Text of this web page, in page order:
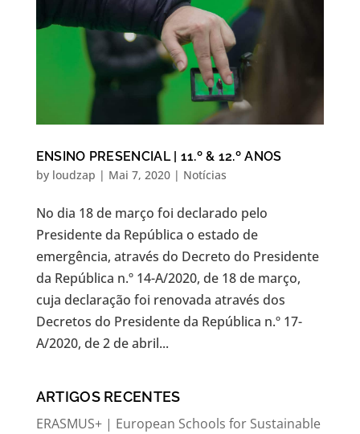
ENSINO PRESENCIAL | 11.º & 12.º ANOS
by loudzap | Mai 7, 2020| Notícias
No dia 18 de março foi declarado pelo
Presidente da República o estado de
emergência, através do Decreto do Presidente
da República n.º 14-A/2020, de 18 de março,
cuja declaração foi renovada através dos
Decretos do Presidente da República n.º 17-
A/2020, de 2 de abril...
ARTIGOS RECENTES
ERASMUS+ | European Schools for Sustainable